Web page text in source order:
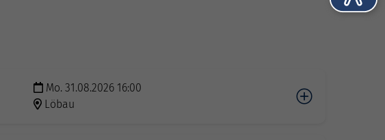
Mo. 31.08.2026 16:00
Löbau